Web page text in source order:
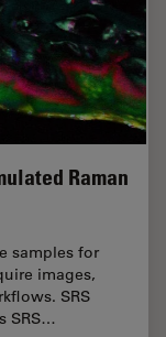
Raman
samples for
images,
SRS
SRS…